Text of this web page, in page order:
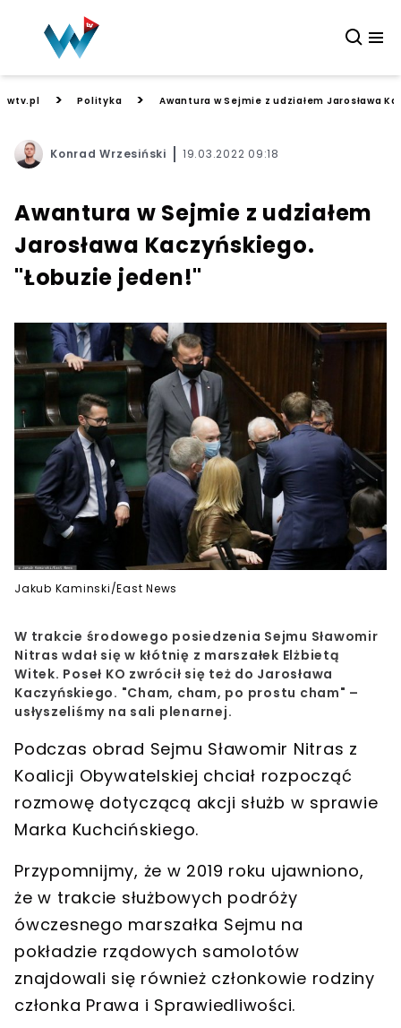
wtv.pl > Polityka > Awantura w Sejmie z udziałem Jarosława
Konrad Wrzesiński 19.03.2022 09:18
Awantura w Sejmie z udziałem
Jarosława Kaczyńskiego.
"Łobuzie jeden!"
Jakub Kaminski/East News
W trakcie środowego posiedzenia Sejmu Sławomir
Nitras wdał się w kłótnię z marszałek Elżbietą
Witek. Poseł KO zwrócił się też do Jarosława
Kaczyńskiego. "Cham, cham, po prostu cham" –
usłyszeliśmy na sali plenarnej.
Podczas obrad Sejmu Sławomir Nitras z
Koalicji Obywatelskiej chciał rozpocząć
rozmowę dotyczącą akcji służb w sprawie
Marka Kuchcińskiego.
Przypomnijmy, że w 2019 roku ujawniono,
że w trakcie służbowych podróży
ówczesnego marszałka Sejmu na
pokładzie rządowych samolotów
znajdowali się również członkowie rodziny
członka Prawa i Sprawiedliwości.